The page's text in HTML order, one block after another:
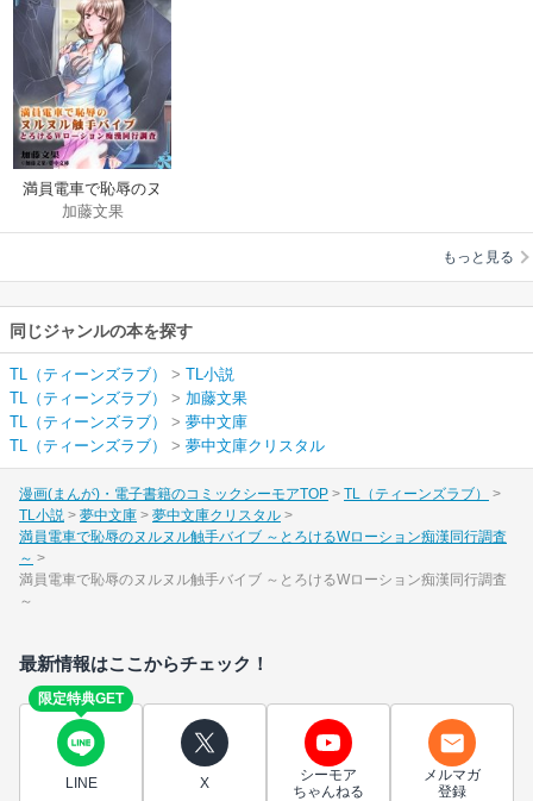
満員電車で恥辱のヌ
ルヌル触手バイブ ～
とろけるWローション
加藤文果
もっと見る
同じジャンルの本を探す
TL（ティーンズラブ） > TL小説
TL（ティーンズラブ）
> 加藤文果
TL（ティーンズラブ）
> 夢中文庫
TL（ティーンズラブ）
> 夢中文庫クリスタル
漫画(まんが)・電子書籍のコミックシーモアTOP
TL（ティーンズラブ）
TL小説
夢中文庫
夢中文庫クリスタル
満員電車で恥辱のヌルヌル触手バイブ ～とろけるWローション痴漢同行調査
～
満員電車で恥辱のヌルヌル触手バイブ ～とろけるWローション痴漢同行調査
～
最新情報はここからチェック！
限定特典GET
LINE X
シーモア
ちゃんねる
メルマガ
登録